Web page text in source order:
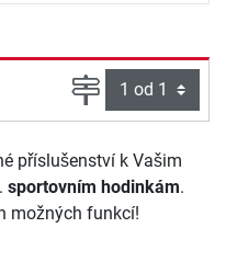
Strana
příslušenství k Vašim
sportovním hodinkám.
možných funkcí!